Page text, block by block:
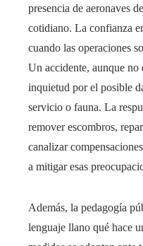
presencia de aeronaves
cotidiano. La confianza
cuando las operaciones
Un accidente, aunque no
inquietud por el posible
servicio o fauna. La
remover escombros,
canalizar
a mitigar esas
Además, la pedagogía
lenguaje llano qué hace